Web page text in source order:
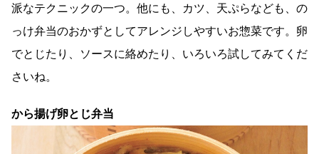
派なテクニックの一つ。他にも、カツ、天ぷらなども、の
っけ弁当のおかずとしてアレンジしやすいお惣菜です。卵
でとじたり、ソースに絡めたり、いろいろ試してみてくだ
さいね。
から揚げ卵とじ弁当